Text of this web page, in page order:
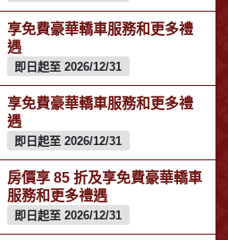
享免費豪華轎車服務和更多禮
遇
即日起至 2026/12/31
享免費豪華轎車服務和更多禮
遇
即日起至 2026/12/31
房價享 85 折及享免費豪華轎車
服務和更多禮遇
即日起至 2026/12/31